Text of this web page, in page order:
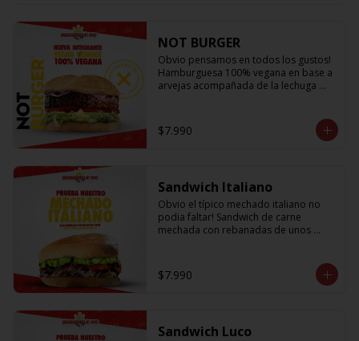
NOT BURGER
Obvio pensamos en todos los gustos!
Hamburguesa 100% vegana en base a
arvejas acompañada de la lechuga
toque crujiente y Not Mayo
$7.990
Sandwich Italiano
Obvio el típico mechado italiano no
podia faltar! Sandwich de carne
mechada con rebanadas de unos
que probaras y para darle el toque
una sutil salsa king 👑
$7.990
Sandwich Luco